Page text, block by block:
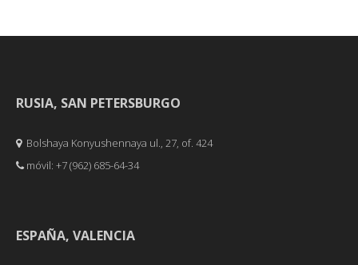
RUSIA, SAN PETERSBURGO
Bolshaya Konyushennaya ul., 27, of. 424
móvil: +7 (962) 685-64-34
ESPAÑA, VALENCIA